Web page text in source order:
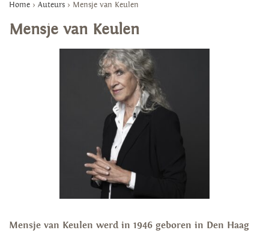
Home > Auteurs > Mensje van Keulen
Mensje van Keulen
Mensje van Keulen werd in 1946 geboren in Den Haag